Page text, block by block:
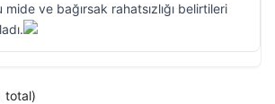
ve bağırsak rahatsızlığı belirtileri
total)